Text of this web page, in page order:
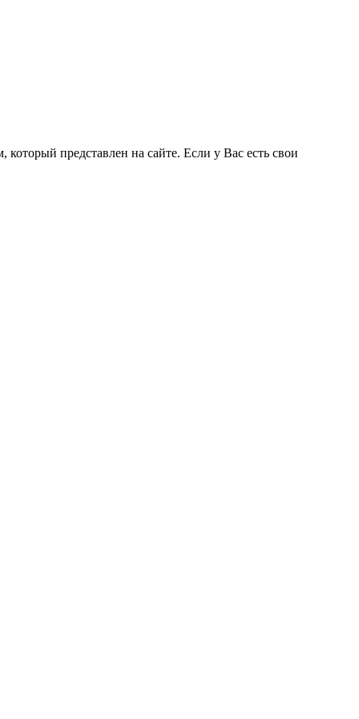
представлен на сайте. Если у Вас есть свои